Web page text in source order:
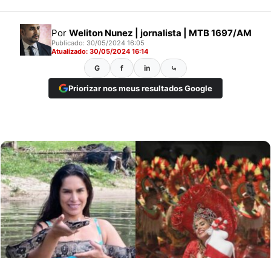
Por Weliton Nunez | jornalista | MTB 1697/AM
Publicado: 30/05/2024 16:05
Atualizado: 30/05/2024 16:14
G f in ⤿
Priorizar nos meus resultados Google